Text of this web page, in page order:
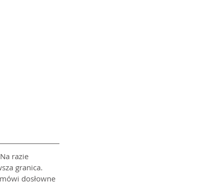
razie
granica.
dosłowne